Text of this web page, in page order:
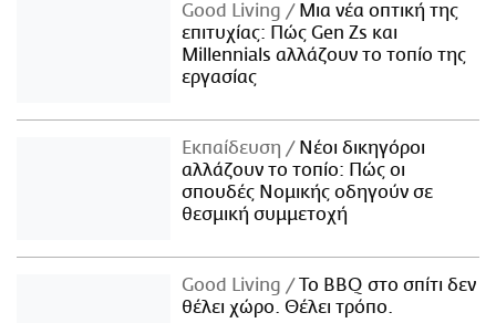
Good Living
Μια νέα οπτική της
επιτυχίας: Πώς Gen Zs και
Millennials αλλάζουν το τοπίο της
εργασίας
Εκπαίδευση
Νέοι δικηγόροι
αλλάζουν το τοπίο: Πώς οι
σπουδές Νομικής οδηγούν σε
θεσμική συμμετοχή
Good Living
Το BBQ στο σπίτι δεν
θέλει χώρο. Θέλει τρόπο.